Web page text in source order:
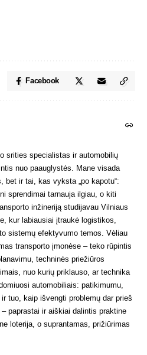
Facebook
srities specialistas ir automobilių
nuo paauglystės. Mane visada
bet ir tai, kas vyksta „po kapotu“:
sprendimai tarnauja ilgiau, o kiti
inžineriją studijavau Vilniaus
kur labiausiai įtraukė logistikos,
sistemų efektyvumo temos. Vėliau
transporto įmonėse – teko rūpintis
techninės priežiūros
nuo kurių priklauso, ar technika
automobiliais: patikimumu,
tuo, kaip išvengti problemų dar prieš
paprastai ir aiškiai dalintis praktine
loterija, o suprantamas, prižiūrimas